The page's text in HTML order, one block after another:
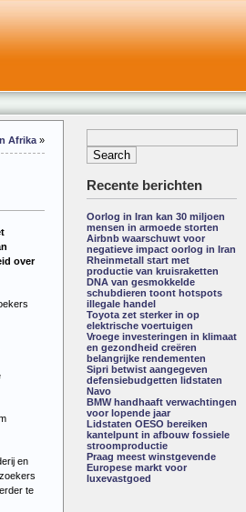
Recente berichten
Oorlog in Iran kan 30 miljoen
mensen in armoede storten
Airbnb waarschuwt voor
negatieve impact oorlog in Iran
Rheinmetall start met
productie van kruisraketten
DNA van gesmokkelde
schubdieren toont hotspots
illegale handel
Toyota zet sterker in op
elektrische voertuigen
Vroege investeringen in klimaat
en gezondheid creëren
belangrijke rendementen
Sipri betwist aangegeven
defensiebudgetten lidstaten
Navo
BMW handhaaft verwachtingen
voor lopende jaar
Lidstaten OESO bereiken
kantelpunt in afbouw fossiele
stroomproductie
Praag meest winstgevende
Europese markt voor
luxevastgoed
Afrika »
over
en
te